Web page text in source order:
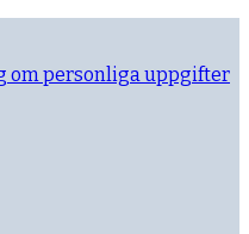
om personliga uppgifter